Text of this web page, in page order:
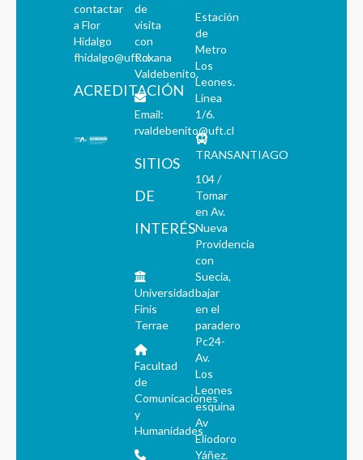
contactar
a Flor
Hidalgo
fhidalgo@uft.cl
ACREDITACIÓN
de
visita
con
Roxana
Valdebenito.
Email:
rvaldebenito@uft.cl
SITIOS
DE
INTERÉS
Universidad
Finis
Terrae
Facultad
de
Comunicaciones
y
Humanidades
Estación
de
Metro
Los
Leones.
Línea
1/6.
TRANSANTIAGO
104 /
Tomar
en Av.
Nueva
Providencia
con
Suecia,
bajar
en el
paradero
Pc24-
Av.
Los
Leones
esquina
Av
Eliodoro
Yáñez.